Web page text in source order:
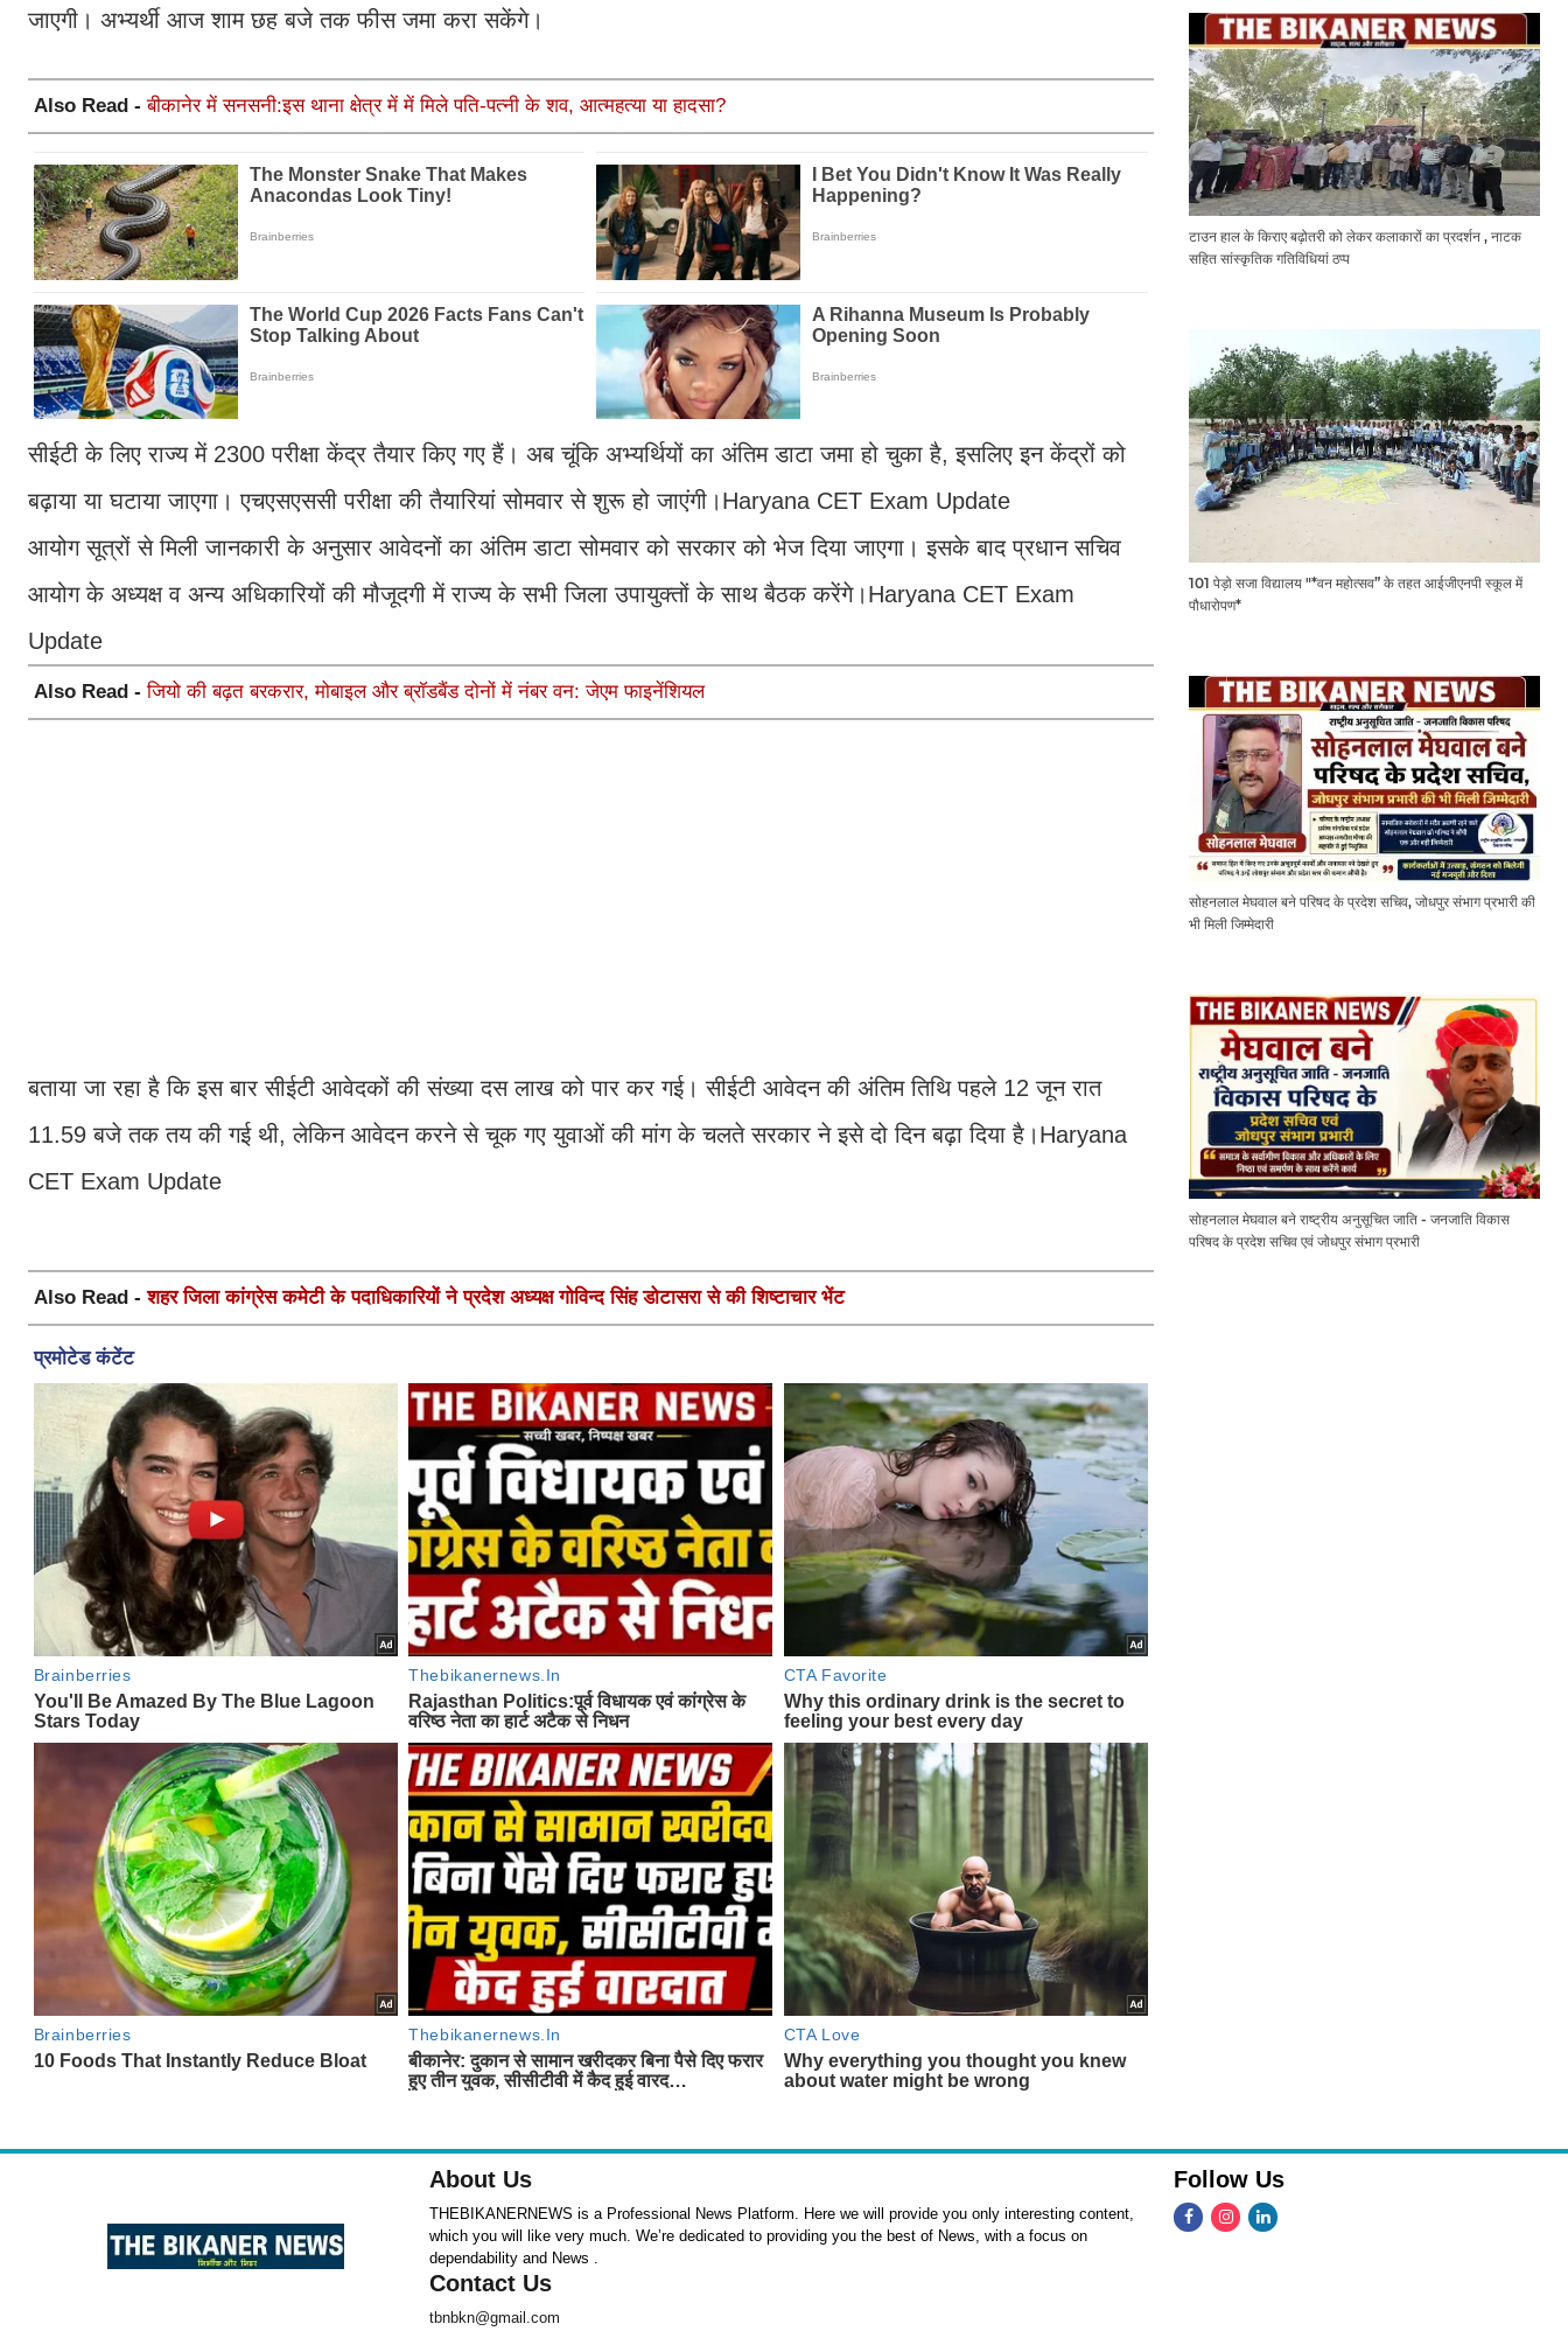
जाएगी। अभ्यर्थी आज शाम छह बजे तक फीस जमा करा सकेंगे।
Also Read -बीकानेर में सनसनी:इस थाना क्षेत्र में में मिले पति-पत्नी के शव, आत्महत्या या हादसा?
सीईटी के लिए राज्य में 2300 परीक्षा केंद्र तैयार किए गए हैं। अब चूंकि अभ्यर्थियों का अंतिम डाटा जमा हो चुका है, इसलिए इन केंद्रों को
बढ़ाया या घटाया जाएगा। एचएसएससी परीक्षा की तैयारियां सोमवार से शुरू हो जाएंगी।Haryana CET Exam Update
आयोग सूत्रों से मिली जानकारी के अनुसार आवेदनों का अंतिम डाटा सोमवार को सरकार को भेज दिया जाएगा। इसके बाद प्रधान सचिव
आयोग के अध्यक्ष व अन्य अधिकारियों की मौजूदगी में राज्य के सभी जिला उपायुक्तों के साथ बैठक करेंगे।Haryana CET Exam
Update
Also Read -जियो की बढ़त बरकरार, मोबाइल और ब्रॉडबैंड दोनों में नंबर वन: जेएम फाइनेंशियल
बताया जा रहा है कि इस बार सीईटी आवेदकों की संख्या दस लाख को पार कर गई। सीईटी आवेदन की अंतिम तिथि पहले 12 जून रात
11.59 बजे तक तय की गई थी, लेकिन आवेदन करने से चूक गए युवाओं की मांग के चलते सरकार ने इसे दो दिन बढ़ा दिया है।Haryana
CET Exam Update
Also Read -शहर जिला कांग्रेस कमेटी के पदाधिकारियों ने प्रदेश अध्यक्ष गोविन्द सिंह डोटासरा से की शिष्टाचार भेंट
टाउन हाल के किराए बढ़ोतरी को लेकर कलाकारों का प्रदर्शन , नाटक
सहित सांस्कृतिक गतिविधियां ठप्प
101 पेड़ो सजा विद्यालय "*वन महोत्सव” के तहत आईजीएनपी स्कूल में
पौधारोपण*
सोहनलाल मेघवाल बने परिषद के प्रदेश सचिव, जोधपुर संभाग प्रभारी की
भी मिली जिम्मेदारी
सोहनलाल मेघवाल बने राष्ट्रीय अनुसूचित जाति - जनजाति विकास
परिषद के प्रदेश सचिव एवं जोधपुर संभाग प्रभारी
About Us
THEBIKANERNEWS is a Professional News Platform. Here we will provide you only interesting content,
which you will like very much. We’re dedicated to providing you the best of News, with a focus on
dependability and News .
Contact Us
tbnbkn@gmail.com
Follow Us